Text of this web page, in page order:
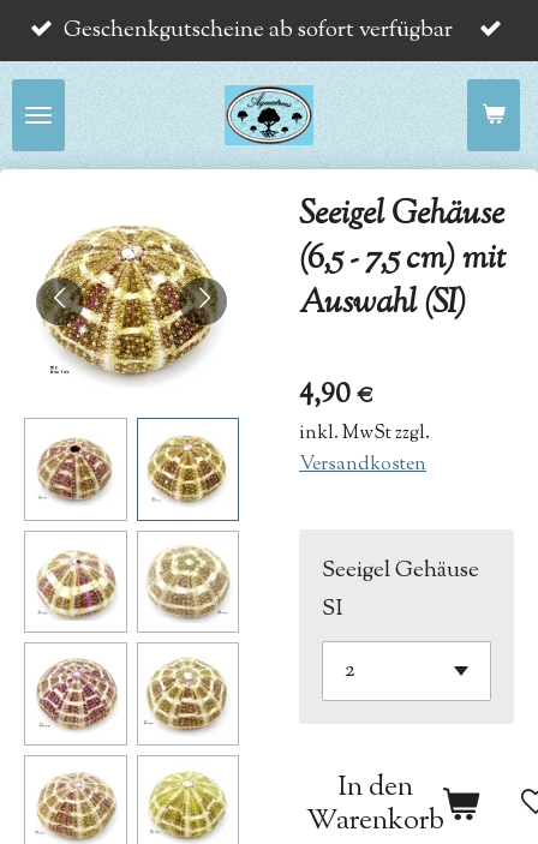
Zum
Hauptinhalt
springen
Geschenkgutscheine ab sofort verfügbar
Seeigel Gehäuse
(6,5 - 7,5 cm) mit
Auswahl (SI)
4,90 €
inkl. MwSt zzgl.
Versandkosten
Seeigel Gehäuse
SI
In den
Warenkorb